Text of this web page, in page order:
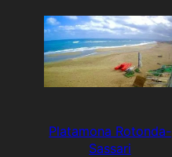
Platamona Rotonda-
Sassari